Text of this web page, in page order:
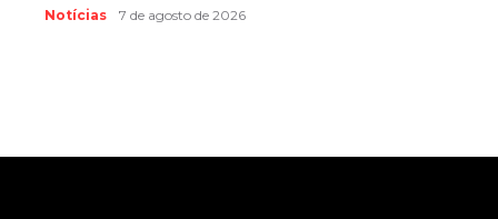
Notícias 7 de agosto de 2026